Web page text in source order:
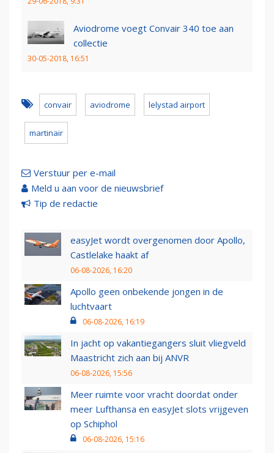
Aviodrome voegt Convair 340 toe aan
collectie
30-05-2018, 16:51
convair aviodrome lelystad airport
martinair
Verstuur per e-mail
Meld u aan voor de nieuwsbrief
Tip de redactie
easyJet wordt overgenomen door Apollo,
Castlelake haakt af
06-08-2026, 16:20
Apollo geen onbekende jongen in de
luchtvaart
06-08-2026, 16:19
In jacht op vakantiegangers sluit vliegveld
Maastricht zich aan bij ANVR
06-08-2026, 15:56
Meer ruimte voor vracht doordat onder
meer Lufthansa en easyJet slots vrijgeven
op Schiphol
06-08-2026, 15:16